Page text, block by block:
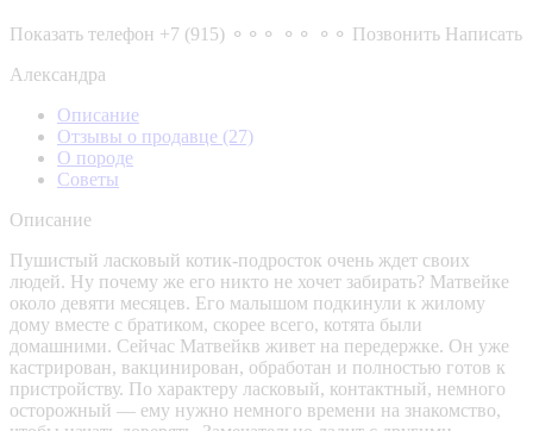
Показать телефон +7 (915) ⚬⚬⚬ ⚬⚬ ⚬⚬ Позвонить Написать
Александра
Описание
Отзывы о продавце (27)
О породе
Советы
Описание
Пушистый ласковый котик-подросток очень ждет своих
людей. Ну почему же его никто не хочет забирать? Матвейке
около девяти месяцев. Его малышом подкинули к жилому
дому вместе с братиком, скорее всего, котята были
домашними. Сейчас Матвейкв живет на передержке. Он уже
кастрирован, вакцинирован, обработан и полностью готов к
пристройству. По характеру ласковый, контактный, немного
осторожный — ему нужно немного времени на знакомство,